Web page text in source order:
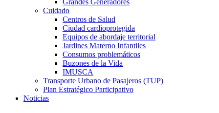
Grandes Generadores
Cuidado
Centros de Salud
Ciudad cardioprotegida
Equipos de abordaje territorial
Jardines Materno Infantiles
Consumos problemáticos
Buzones de la Vida
IMUSCA
Transporte Urbano de Pasajeros (TUP)
Plan Estratégico Participativo
Noticias